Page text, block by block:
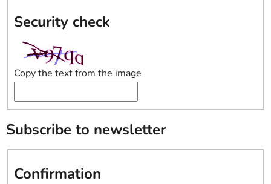
Security check
Copy the text from the image
Subscribe to newsletter
Confirmation